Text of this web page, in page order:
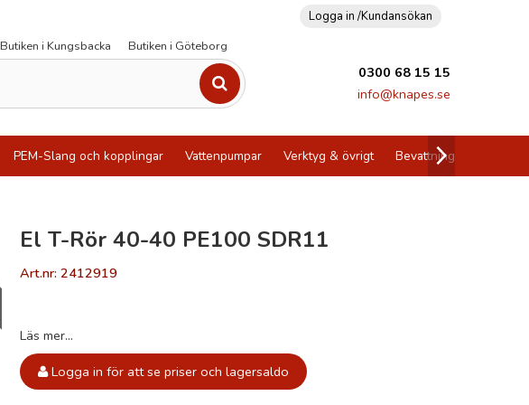
Logga in /Kundansökan
Butiken i Kungsbacka Butiken i Göteborg
0300 68 15 15
info@knapes.se
PEM-Slang och kopplingar Vattenpumpar Verktyg & övrigt Bevattning
El T-Rör 40-40 PE100 SDR11
Art.nr: 2412919
Läs mer...
Logga in för att se priser och lagersaldo